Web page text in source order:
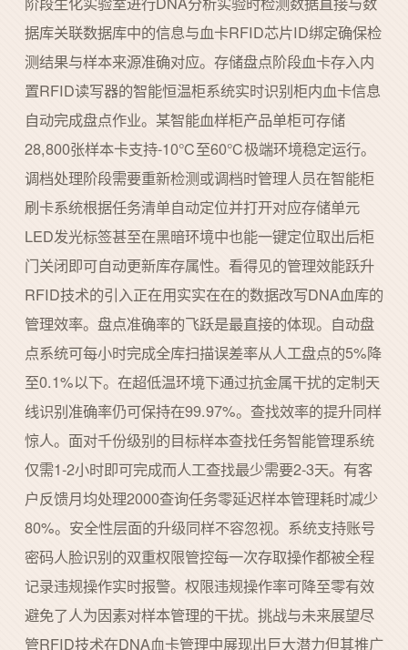
据库关联数据库中的信息与血卡RFID芯片ID绑定确保检
测结果与样本来源准确对应。存储盘点阶段血卡存入内
置RFID读写器的智能恒温柜系统实时识别柜内血卡信息
自动完成盘点作业。某智能血样柜产品单柜可存储
28,800张样本卡支持-10℃至60℃极端环境稳定运行。
调档处理阶段需要重新检测或调档时管理人员在智能柜
刷卡系统根据任务清单自动定位并打开对应存储单元
LED发光标签甚至在黑暗环境中也能一键定位取出后柜
门关闭即可自动更新库存属性。看得见的管理效能跃升
RFID技术的引入正在用实实在在的数据改写DNA血库的
管理效率。盘点准确率的飞跃是最直接的体现。自动盘
点系统可每小时完成全库扫描误差率从人工盘点的5%降
至0.1%以下。在超低温环境下通过抗金属干扰的定制天
线识别准确率仍可保持在99.97%。查找效率的提升同样
惊人。面对千份级别的目标样本查找任务智能管理系统
仅需1-2小时即可完成而人工查找最少需要2-3天。有客
户反馈月均处理2000查询任务零延迟样本管理耗时减少
80%。安全性层面的升级同样不容忽视。系统支持账号
密码人脸识别的双重权限管控每一次存取操作都被全程
记录违规操作实时报警。权限违规操作率可降至零有效
避免了人为因素对样本管理的干扰。挑战与未来展望尽
管RFID技术在DNA血卡管理中展现出巨大潜力但其推广